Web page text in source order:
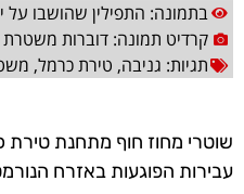
בתמונה: התפילין שהושבו
קרדיט תמונה: דוברות
תגיות: גניבה, טירת כרמל,
שוטרי מחוז חוף מתחנת טירת
עבירות הפוגעות באזרח